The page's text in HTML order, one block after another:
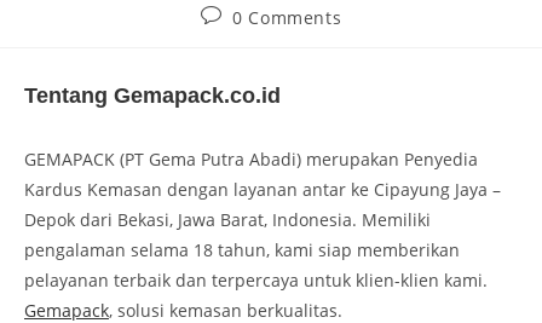
0 Comments
Tentang Gemapack.co.id
GEMAPACK (PT Gema Putra Abadi) merupakan Penyedia
Kardus Kemasan dengan layanan antar ke Cipayung Jaya –
Depok dari Bekasi, Jawa Barat, Indonesia. Memiliki
pengalaman selama 18 tahun, kami siap memberikan
pelayanan terbaik dan terpercaya untuk klien-klien kami.
Gemapack, solusi kemasan berkualitas.